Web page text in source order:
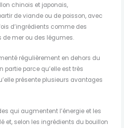
chinois et japonais,
de viande ou de poisson, avec
d’ingrédients comme des
de mer ou des légumes.
régulièrement en dehors du
partie parce qu’elle est très
présente plusieurs avantages
qui augmentent l’énergie et les
et, selon les ingrédients du bouillon